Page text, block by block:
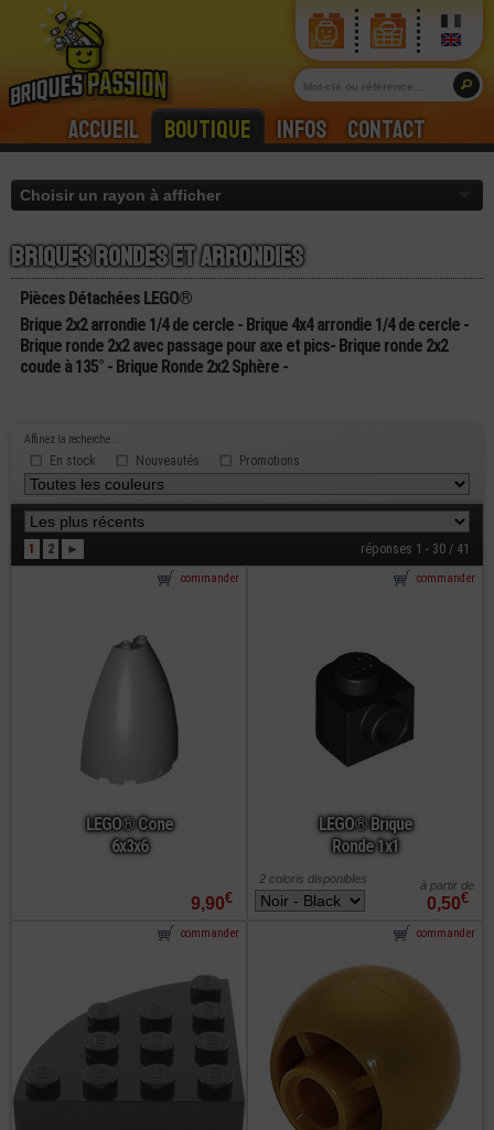
Accueil Boutique Infos Contact
Briques rondes et arrondies
Pièces Détachées LEGO®
Brique 2x2 arrondie 1/4 de cercle - Brique 4x4 arrondie 1/4 de cercle -
Brique ronde 2x2 avec passage pour axe et pics- Brique ronde 2x2
coude à 135° - Brique Ronde 2x2 Sphère -
Affinez la recherche...
En stock Nouveautés Promotions
1 2 ► réponses 1 - 30 / 41
LEGO® Cone
6x3x6
9,90€
commander
LEGO® Brique
Ronde 1x1
0,50€
à partir de
commander
2 coloris disponibles
commander commander